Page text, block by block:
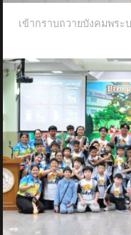
เข้ากราบถวายบังคมพระ